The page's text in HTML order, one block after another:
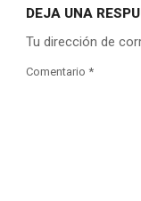
DEJA UNA
Tu dirección de
Comentario *